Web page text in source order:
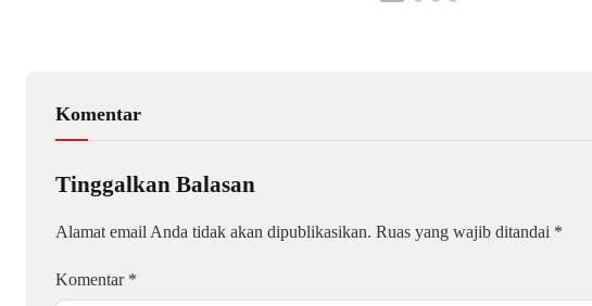
Komentar
Tinggalkan Balasan
Alamat email Anda tidak akan dipublikasikan. Ruas yang wajib ditandai *
Komentar *